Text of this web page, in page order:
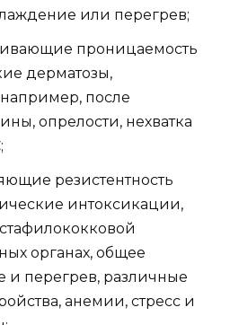
или перегрев;
проницаемость
дерматозы,
после
опрелости, нехватка
резистентность
интоксикации,
органах, общее
и перегрев, различные
анемии, стресс и